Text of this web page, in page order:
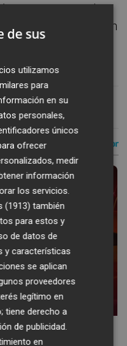
Buesa Arena de
por 91-116 con
línea de 6,75, un
Nate Sestina.
de sus
utilizamos
para
en su
personales,
únicos
ofrecer
medir
información
los servicios.
(1913) también
para estos y
de datos de
y características
se aplican
proveedores
legítimo en
tiene derecho a
de publicidad
en